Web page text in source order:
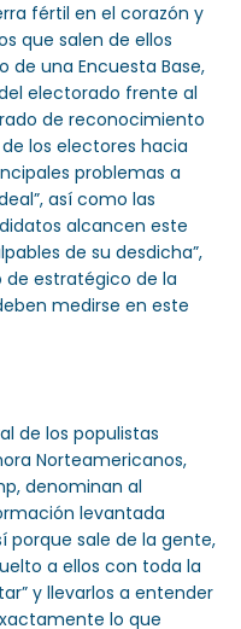
fértil en el corazón y
que salen de ellos
de una Encuesta Base,
electorado frente al
de reconocimiento
los electores hacia
problemas a
así como las
alcancen este
de su desdicha”,
estratégico de la
medirse en este
de los populistas
Norteamericanos,
denominan al
levantada
porque sale de la gente,
a ellos con toda la
y llevarlos a entender
lo que